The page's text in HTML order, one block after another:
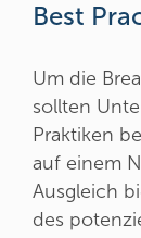
Best
Um die
sollten
Praktiken
auf einem
Ausgleich
des